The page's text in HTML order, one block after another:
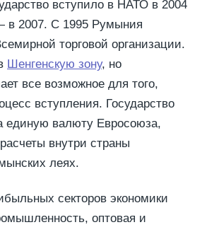
вступило в НАТО в 2004
в 2007. C 1995 Румыния
торговой организации.
Шенгенскую зону, но
все возможное для того,
вступления. Государство
единую валюту Евросоюза,
внутри страны
леях.
секторов экономики
оптовая и